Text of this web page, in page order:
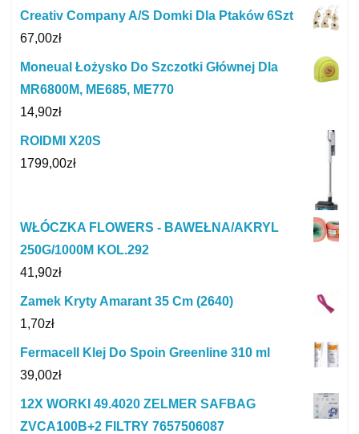
Creativ Company A/S Domki Dla Ptaków 6Szt
67,00zł
Moneual Łożysko Do Szczotki Głównej Dla
MR6800M, ME685, ME770
14,90zł
ROIDMI X20S
1799,00zł
WŁÓCZKA FLOWERS - BAWEŁNA/AKRYL
250G/1000M KOL.292
41,90zł
Zamek Kryty Amarant 35 Cm (2640)
1,70zł
Fermacell Klej Do Spoin Greenline 310 ml
39,00zł
12X WORKI 49.4020 ZELMER SAFBAG
ZVCA100B+2 FILTRY 7657506087